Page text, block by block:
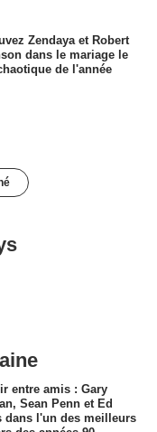
Zendaya et Robert
dans le mariage le
de l'année
entre amis : Gary
Sean Penn et Ed
dans l'un des meilleurs